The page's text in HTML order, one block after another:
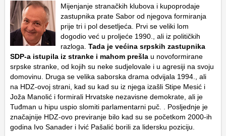
Mijenjanje stranačkih klubova i kupoprodaje
zastupnika prate Sabor od njegova formiranja
prije tri i pol desetljeća. Prvi se veliki lom
dogodio već u proljeće 1990., ali iz političkih
razloga. Tada je većina srpskih zastupnika
SDP-a istupila iz stranke i mahom prešla u novoformirane
srpske stranke, od kojih su neke sudjelovale i u agresiji na svoju
domovinu. Druga se velika saborska drama odvijala 1994., ali
na HDZ-ovoj strani, kad su kad su iz njega izašli Stipe Mesić i
Joža Manolić i formirali Hrvatske nezavisne demokrate, ali je
Tuđman u hipu uspio slomiti parlamentarni puč. . Posljednje je
značajnije HDZ-ovo previranje bilo kad su se početkom 2000-ih
godina Ivo Sanader i Ivić Pašalić borili za lidersku poziciju.